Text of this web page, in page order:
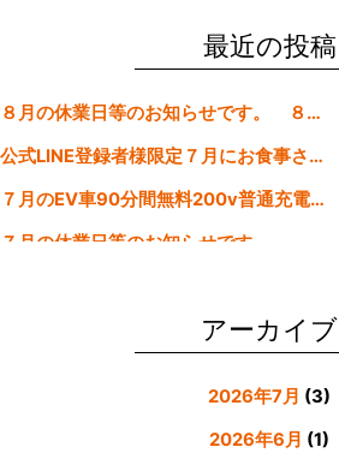
k
最近の投稿
８月の休業日等のお知らせです。 ８月より定休日は金曜日のみにします。
公式LINE登録者様限定７月にお食事された方にサービスクーポン発行
７月のEV車90分間無料200v普通充電クーポン券！！
７月の休業日等のお知らせです。
アーカイブ
2026年7月 (3)
2026年6月 (1)